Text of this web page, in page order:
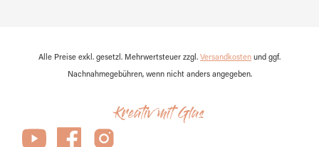
Alle Preise exkl. gesetzl. Mehrwertsteuer zzgl. Versandkosten und ggf.
Nachnahmegebühren, wenn nicht anders angegeben.
Kreativ mit Glas